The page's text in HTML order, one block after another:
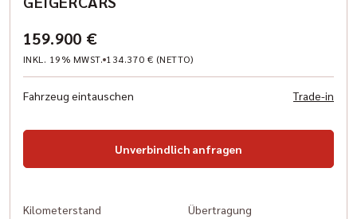
159.900 €
INKL. 19% MWST. 134.370 € (NETTO)
Fahrzeug eintauschen Trade-in
Unverbindlich anfragen
Kilometerstand
Übertragung